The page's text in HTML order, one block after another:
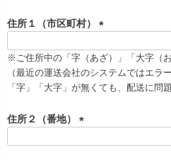
須
)
住所１（市区町村）
必
須
)
※ご住所中の「字（あざ）」「大字（
（最近の運送会社のシステムではエラ
「字」「大字」が無くても、配送に問
住所２（番地）